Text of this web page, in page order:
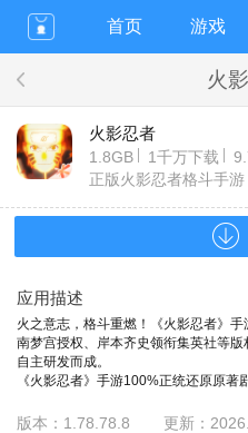
首页 游戏
火
火影忍者
1.8GB 1千万下载
正版火影忍者格斗手游
应用描述
火之意志，格斗重燃！《火影忍者》
南梦宫授权、岸本齐史领衔集英社等
自主研发而成。
《火影忍者》手游100%正统还原原
斗连打和全屏奥义大招。此外，还可
版本： 1.78.78.8 更新：